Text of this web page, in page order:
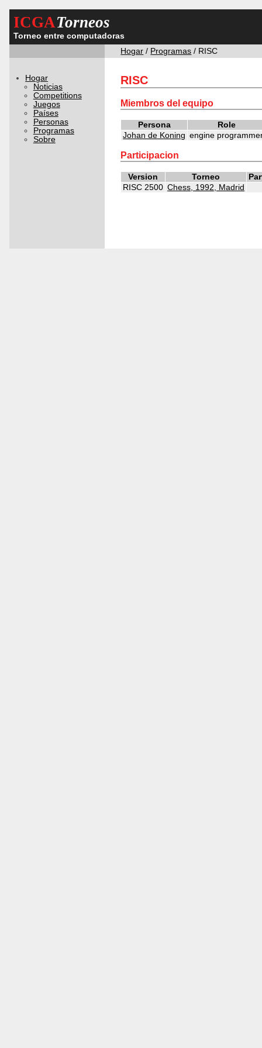
ICGATorneos
Torneo entre computadoras
Hogar / Programas / RISC
Hogar
Noticias
Competitions
Juegos
Países
Personas
Programas
Sobre
RISC
Miembros del equipo
Persona
Role
Johan de Koning engine
Participacion
Version Torneo
RISC 2500 Chess, 1992, Madrid